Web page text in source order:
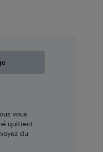
vous
quittent
du